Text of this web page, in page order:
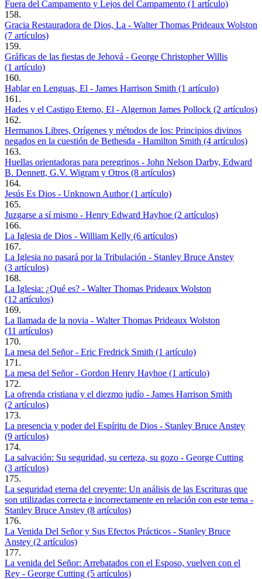
Fuera del Campamento y Lejos del Campamento (1 artículo)
158.
Gracia Restauradora de Dios, La - Walter Thomas Prideaux Wolston
(7 artículos)
159.
Gráficas de las fiestas de Jehová - George Christopher Willis
(1 artículo)
160.
Hablar en Lenguas, El - James Harrison Smith (1 artículo)
161.
Hades y el Castigo Eterno, El - Algernon James Pollock (2 artículos)
162.
Hermanos Libres, Orígenes y métodos de los: Principios divinos
negados en la cuestión de Bethesda - Hamilton Smith (4 artículos)
163.
Huellas orientadoras para peregrinos - John Nelson Darby, Edward
B. Dennett, G.V. Wigram y Otros (8 artículos)
164.
Jesús Es Dios - Unknown Author (1 artículo)
165.
Juzgarse a sí mismo - Henry Edward Hayhoe (2 artículos)
166.
La Iglesia de Dios - William Kelly (6 artículos)
167.
La Iglesia no pasará por la Tribulación - Stanley Bruce Anstey
(3 artículos)
168.
La Iglesia: ¿Qué es? - Walter Thomas Prideaux Wolston
(12 artículos)
169.
La llamada de la novia - Walter Thomas Prideaux Wolston
(11 artículos)
170.
La mesa del Señor - Eric Fredrick Smith (1 artículo)
171.
La mesa del Señor - Gordon Henry Hayhoe (1 artículo)
172.
La ofrenda cristiana y el diezmo judío - James Harrison Smith
(2 artículos)
173.
La presencia y poder del Espíritu de Dios - Stanley Bruce Anstey
(9 artículos)
174.
La salvación: Su seguridad, su certeza, su gozo - George Cutting
(3 artículos)
175.
La seguridad eterna del creyente: Un análisis de las Escrituras que
son utilizadas correcta e incorrectamente en relación con este tema -
Stanley Bruce Anstey (8 artículos)
176.
La Venida Del Señor y Sus Efectos Prácticos - Stanley Bruce
Anstey (2 artículos)
177.
La venida del Señor: Arrebatados con el Esposo, vuelven con el
Rey - George Cutting (5 artículos)